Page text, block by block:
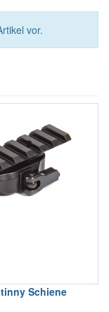
vor.
Schiene